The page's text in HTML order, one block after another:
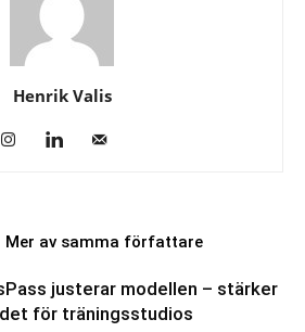
Henrik Valis
Mer av samma författare
justerar modellen – stärker
för träningsstudios